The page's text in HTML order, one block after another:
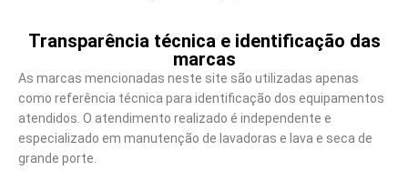
Transparência técnica e identificação das
marcas
As marcas mencionadas neste site são utilizadas apenas
como referência técnica para identificação dos equipamentos
atendidos. O atendimento realizado é independente e
especializado em manutenção de lavadoras e lava e seca de
grande porte.